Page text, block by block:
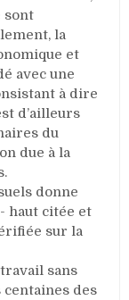
sont
la
et
avec une
à dire
d’ailleurs
du
due à la
donne
haut citée et
sur la
sans
des